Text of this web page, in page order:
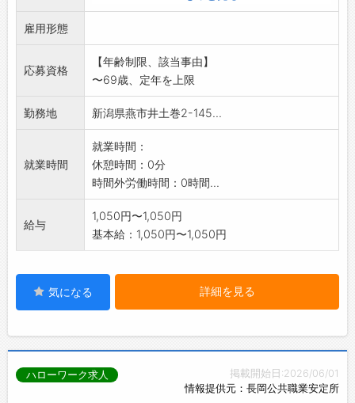
※難しい作業はありませんので、経験の無い方
※1日1時間程度の就労です
変更範囲:変更なし
雇用形態
応募資格
【年齢制限、該当事由】
〜69歳、定年を上限
勤務地 新潟県燕市井土巻2-145...
就業時間
就業時間：
休憩時間：0分
時間外労働時間：0時間...
給与
1,050円〜1,050円
基本給：1,050円〜1,050円
気になる 詳細を見る
掲載開始日:2026/06/01
情報提供元：長岡公共職業安定所
ハローワーク求人